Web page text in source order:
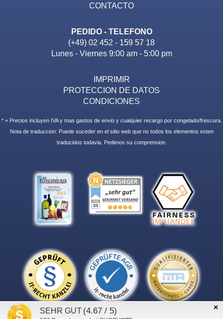
CONTACTO
PEDIDO - TELEFONO
(+49) 02 452 - 159 57 18
Lunes - Viernes 9:00 am - 5:00 pm
IMPRIMIR
PROTECCION DE DATOS
CONDICIONES
* = Precios incluyen IVA y mas gastos de envio y cualquier recargo por congelado/frescura.
Nota de traduccion: Puede suceder en el sitio web que no todos los elementos esten
traducidos todavia. Pedimos su comprension.
×
SEHR GUT (4.67 / 5)